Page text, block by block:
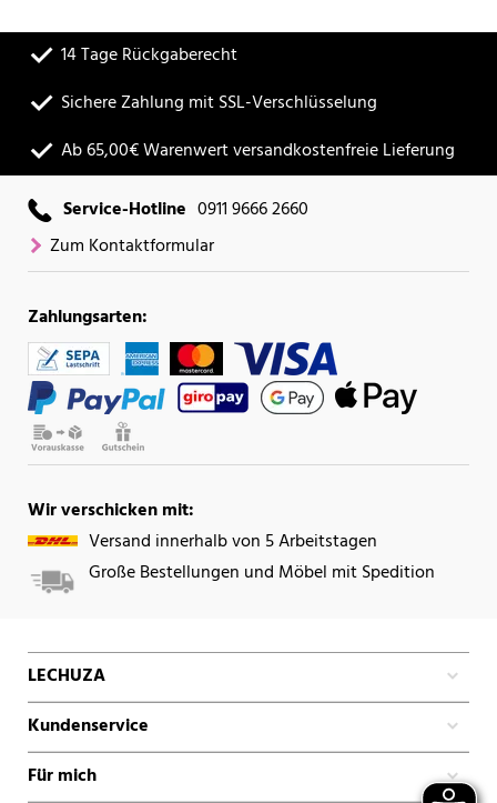
14 Tage Rückgaberecht
Sichere Zahlung mit SSL-Verschlüsselung
Ab 65,00€ Warenwert versandkostenfreie Lieferung
Service-Hotline 0911 9666 2660
Zum Kontaktformular
Zahlungsarten:
Wir verschicken mit:
Versand innerhalb von 5 Arbeitstagen
Große Bestellungen und Möbel mit Spedition
LECHUZA
Kundenservice
Für mich